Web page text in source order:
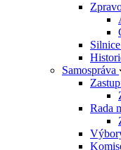
Samospráva
Rada